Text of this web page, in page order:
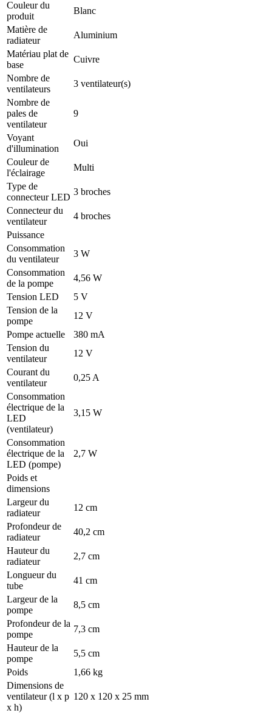
Couleur du
produit
Blanc
Matière de
radiateur
Aluminium
Matériau plat de
base
Cuivre
Nombre de
ventilateurs
3 ventilateur(s)
Nombre de
pales de
ventilateur
9
Voyant
d'illumination
Oui
Couleur de
l'éclairage
Multi
Type de
connecteur LED
3 broches
Connecteur du
ventilateur
4 broches
Puissance
Consommation
du ventilateur
3 W
Consommation
de la pompe
4,56 W
Tension LED
5 V
Tension de la
pompe
12 V
Pompe actuelle
380 mA
Tension du
ventilateur
12 V
Courant du
ventilateur
0,25 A
Consommation
électrique de la
LED
(ventilateur)
3,15 W
Consommation
électrique de la
LED (pompe)
2,7 W
Poids et
dimensions
Largeur du
radiateur
12 cm
Profondeur de
radiateur
40,2 cm
Hauteur du
radiateur
2,7 cm
Longueur du
tube
41 cm
Largeur de la
pompe
8,5 cm
Profondeur de la
pompe
7,3 cm
Hauteur de la
pompe
5,5 cm
Poids
1,66 kg
Dimensions de
ventilateur (l x p
x h)
120 x 120 x 25 mm